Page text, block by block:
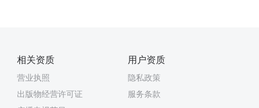
相关资质
营业执照
出版物经营许可证
用户资质
隐私政策
服务条款